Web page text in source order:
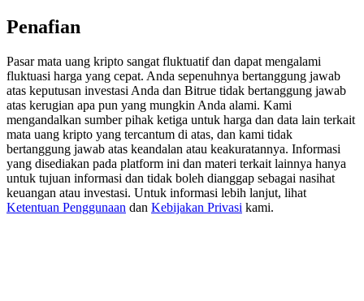
Register & Trade to Win 500,000 USDT
Precious Metals Trading Carnival
Trade Gold & Silver · 33,333 USDT Bonus
USDT New User Exclusive 10% APR
USDT Flexible Staking | Daily Rewards
Penafian
Pasar mata uang kripto sangat fluktuatif dan dapat mengalami
fluktuasi harga yang cepat. Anda sepenuhnya bertanggung jawab
atas keputusan investasi Anda dan Bitrue tidak bertanggung jawab
atas kerugian apa pun yang mungkin Anda alami. Kami
mengandalkan sumber pihak ketiga untuk harga dan data lain terkait
mata uang kripto yang tercantum di atas, dan kami tidak
bertanggung jawab atas keandalan atau keakuratannya. Informasi
yang disediakan pada platform ini dan materi terkait lainnya hanya
untuk tujuan informasi dan tidak boleh dianggap sebagai nasihat
keuangan atau investasi. Untuk informasi lebih lanjut, lihat
Ketentuan Penggunaan dan Kebijakan Privasi kami.